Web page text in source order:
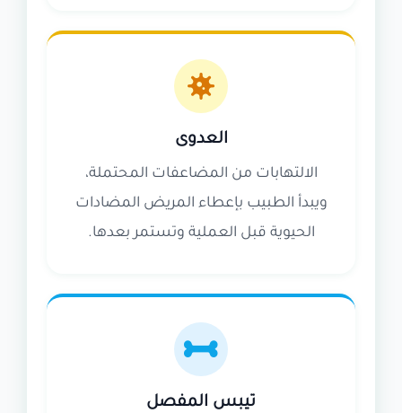
العدوى
الالتهابات من المضاعفات المحتملة،
ويبدأ الطبيب بإعطاء المريض المضادات
الحيوية قبل العملية وتستمر بعدها.
تيبس المفصل